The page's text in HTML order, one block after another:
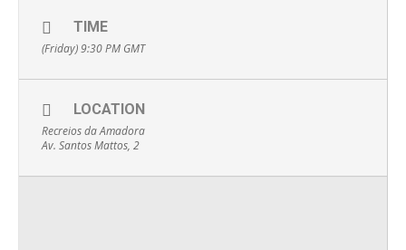
TIME
(Friday) 9:30 PM GMT
LOCATION
Recreios da Amadora
Av. Santos Mattos, 2